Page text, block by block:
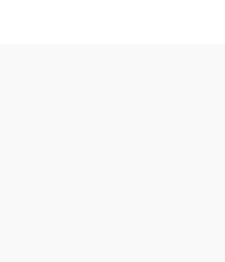
конкурсы и проводим акции.
упустить выгоду!